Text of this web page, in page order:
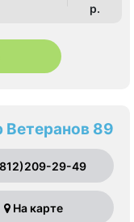
p.
89
29-49
На карте